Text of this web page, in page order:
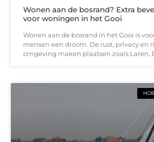
Wonen aan de bosrand? Extra
voor woningen in het Gooi
Wonen aan de bosrand in het Gooi is
mensen een droom. De rust, privacy en
omgeving maken plaatsen zoals Laren,